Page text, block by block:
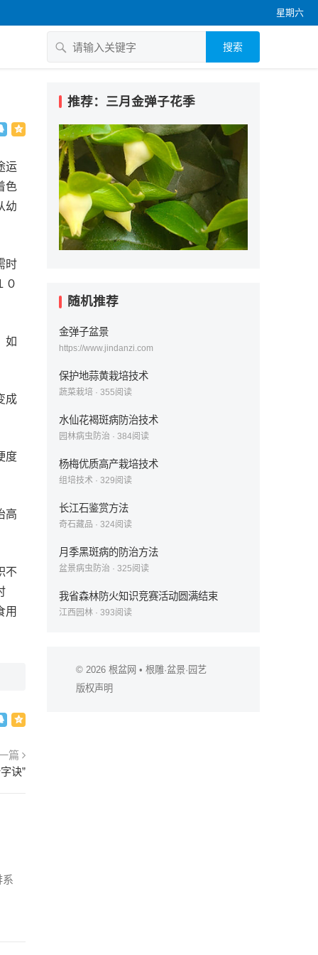
星期六
搜索
运
色
幼
时
０
如
成
度
高
不
用
篇
诀”
系
推荐：三月金弹子花季
随机推荐
金弹子盆景
https://www.jindanzi.com
保护地蒜黄栽培技术
蔬菜栽培 · 355阅读
水仙花褐斑病防治技术
园林病虫防治 · 384阅读
杨梅优质高产栽培技术
组培技术 · 329阅读
长江石鉴赏方法
奇石藏品 · 324阅读
月季黑斑病的防治方法
盆景病虫防治 · 325阅读
我省森林防火知识竞赛活动圆满结束
江西园林 · 393阅读
© 2026 根盆网 • 根雕·盆景·园艺
版权声明